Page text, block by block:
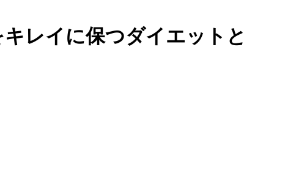
レイに保つダイエットと